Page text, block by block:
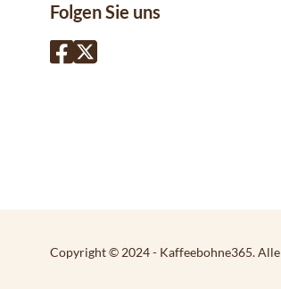
Folgen Sie uns
Copyright © 2024 - Kaffeebohne365.